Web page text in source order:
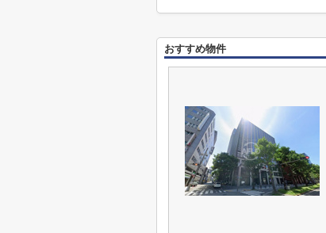
おすすめ物件